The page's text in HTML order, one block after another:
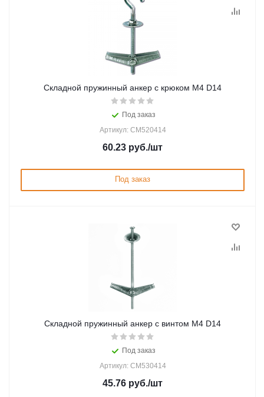
Складной пружинный анкер с крюком М4 D14
Под заказ
Артикул: CM520414
60.23 руб./шт
Под заказ
Складной пружинный анкер с винтом М4 D14
Под заказ
Артикул: CM530414
45.76 руб./шт